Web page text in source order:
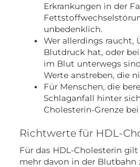
Erkrankungen in der
unbedenklich.
Wer allerdings raucht,
Blutdruck hat, oder
im Blut unterwegs
Werte anstreben, die
Für Menschen, die
Schlaganfall hinter
Cholesterin-Grenze
Richtwerte für HDL-
Für das HDL-Cholesterin gilt
mehr davon in der Blutbahn